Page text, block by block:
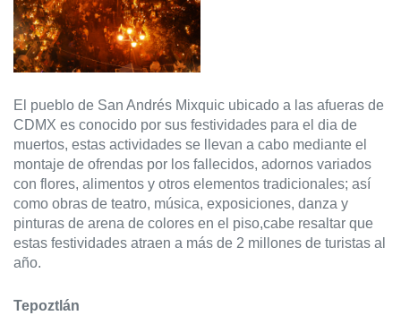
El pueblo de San Andrés Mixquic ubicado a las afueras de
CDMX es conocido por sus festividades para el dia de
muertos, estas actividades se llevan a cabo mediante el
montaje de ofrendas por los fallecidos, adornos variados
con flores, alimentos y otros elementos tradicionales; así
como obras de teatro, música, exposiciones, danza y
pinturas de arena de colores en el piso,cabe resaltar que
estas festividades atraen a más de 2 millones de turistas al
año.
Tepoztlán